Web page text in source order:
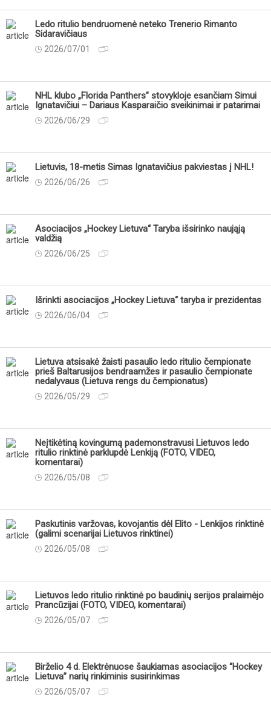
Ledo ritulio bendruomenė neteko Trenerio Rimanto
Sidaravičiaus
2026/07/01
NHL klubo „Florida Panthers" stovykloje esančiam Simui
Ignatavičiui – Dariaus Kasparaičio sveikinimai ir patarimai
2026/06/29
Lietuvis, 18-metis Simas Ignatavičius pakviestas į NHL!
2026/06/26
Asociacijos „Hockey Lietuva“ Taryba išsirinko naująją
valdžią
2026/06/25
Išrinkti asociacijos „Hockey Lietuva“ taryba ir prezidentas
2026/06/04
Lietuva atsisakė žaisti pasaulio ledo ritulio čempionate
prieš Baltarusijos bendraamžes ir pasaulio čempionate
nedalyvaus (Lietuva rengs du čempionatus)
2026/05/29
Neįtikėtiną kovingumą pademonstravusi Lietuvos ledo
ritulio rinktinė parklupdė Lenkiją (FOTO, VIDEO,
komentarai)
2026/05/08
Paskutinis varžovas, kovojantis dėl Elito - Lenkijos rinktinė
(galimi scenarijai Lietuvos rinktinei)
2026/05/08
Lietuvos ledo ritulio rinktinė po baudinių serijos pralaimėjo
Prancūzijai (FOTO, VIDEO, komentarai)
2026/05/07
Birželio 4 d. Elektrėnuose šaukiamas asociacijos “Hockey
Lietuva” narių rinkiminis susirinkimas
2026/05/07